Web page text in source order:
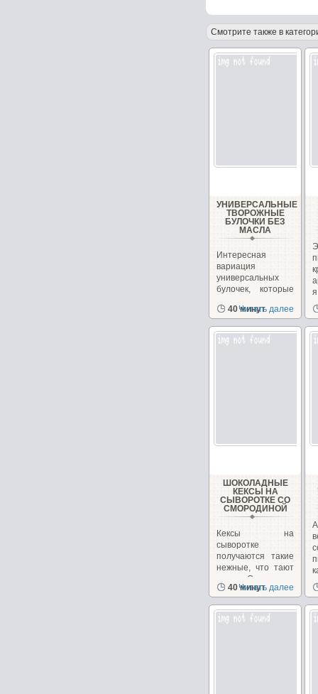
Смотрите также в
УНИВЕРСАЛЬНЫЕ
ТВОРОЖНЫЕ
БУЛОЧКИ БЕЗ
МАСЛА
Интересная
вариация
универсальных
булочек, которые
сладкими,...
40 минут
Читать далее
ШОКОЛАДНЫЕ
КЕКСЫ НА
СЫВОРОТКЕ СО
СМОРОДИНОЙ
Кексы на
сыворотке
получаются такие
нежные, что тают
во рту. Смородина
придает...
40 минут
Читать далее